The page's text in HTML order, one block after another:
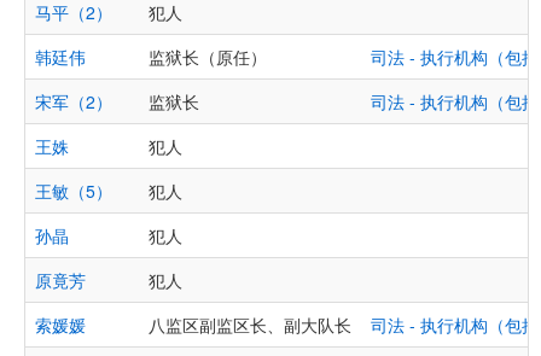
马平（2）
犯人
韩廷伟
监狱长（原任）
司法 - 执行机构（包
宋军（2）
监狱长
司法 - 执行机构（包
王姝
犯人
王敏（5）
犯人
孙晶
犯人
原竟芳
犯人
索媛媛
八监区副监区长、副大队长
司法 - 执行机构（包